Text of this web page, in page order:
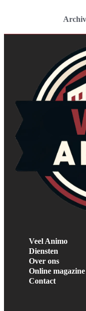
Veel Animo
Diensten
Over ons
Online magazine
Contact